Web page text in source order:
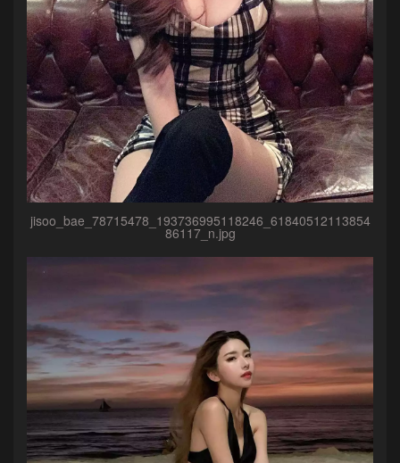
jisoo_bae_78715478_193736995118246_61840512113854
86117_n.jpg